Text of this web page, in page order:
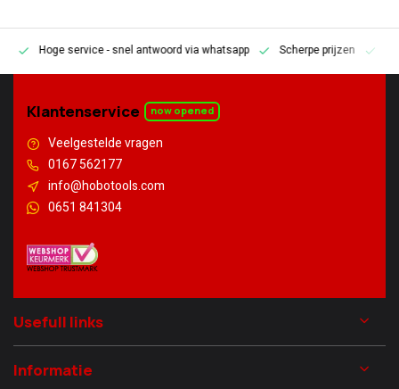
Hoge service- snel antwoord via whatsapp Scherpe prijzen
Klantenservice now opened
Veelgestelde vragen
0167 562177
info@hobotools.com
0651 841304
Usefull links
Informatie